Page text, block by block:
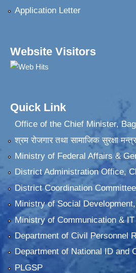
Application Letter
Website Visitors
Quick Link
Office of the Chief Minister,
श्रम रोजगार तथा सामाजिक सुरक्षा
Ministry of Federal Affairs &
District Administration Office,
District Coordination
Ministry of Social
Ministry of Communication & IT
Department of Civil Personnel
Department of National ID and
PLGSP